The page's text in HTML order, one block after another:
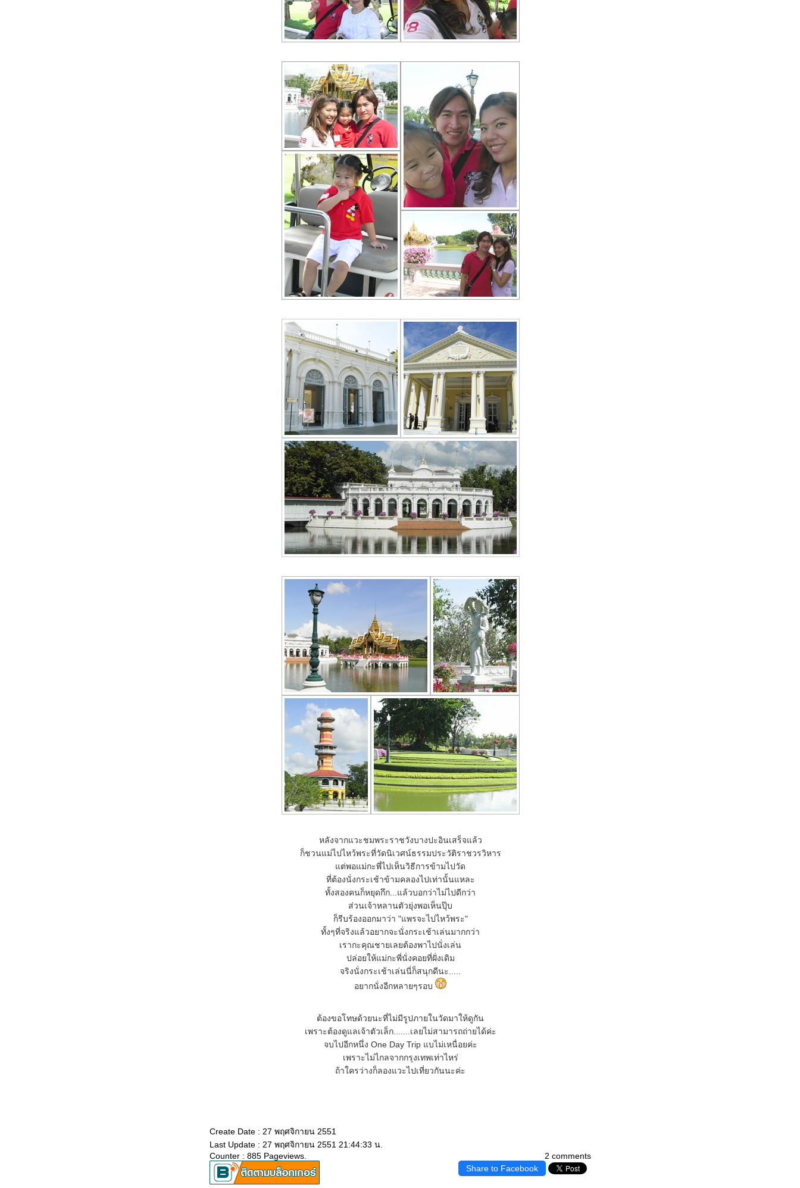
หลังจากแวะชมพระราชวังบางปะอินเสร็จแล้ว
ก็ชวนแม่ไปไหว้พระที่วัดนิเวศน์ธรรมประวัติราชวรวิหาร
ต่พอแม่กะพี่ไปเห็นวิธีการข้ามไปวัด
ที่ต้องนั่งกระเช้าข้ามคลองไปเท่านั้นแหละ
ทั้งสองคนก็หยุดกึก...แล้วบอกว่าไม่ไปดีกว่า
ส่วนเจ้าหลานตัวยุ่งพอเห็นปุ๊บ
ก็รีบร้องออกมาว่า "แพรจะไปไหว้พระ"
ทั้งๆที่จริงแล้วอยากจะนั่งกระเช้าเล่นมากกว่า
เรากะคุณชายเลยต้องพาไปนั่งเล่น
ปล่อยให้แม่กะพี่นั่งคอยที่ฝั่งเดิม
จริงนั่งกระเช้าเล่นนี่ก็สนุกดีนะ.....
อยากนั่งอีกหลายๆรอบ
ต้องขอโทษด้วยนะที่ไม่มีรูปภายในวัดมาให้ดูกัน
เพราะต้องดูแลเจ้าตัวเล็ก.......เลยไม่สามารถถ่ายได้ค่ะ
จบไปอีกหนึ่ง One Day Trip แบไม่เหนื่อยค่ะ
เพราะไม่ไกลจากกรุงเทพเท่าไหร่
ถ้าใครว่างก็ลองแวะไปเที่ยวกันนะค่ะ
Create Date : 27 พฤศจิกายน 2551
Last Update : 27 พฤศจิกายน 2551 21:44:33 น.
2 comments
Counter : 885 Pageviews.
Share to Facebook